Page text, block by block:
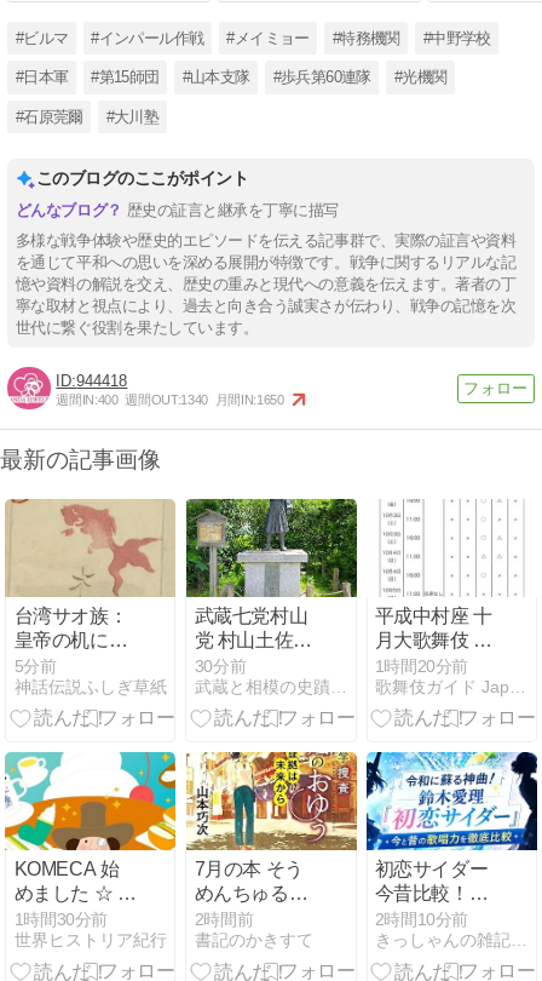
#ビルマ #インパール作戦 #メイミョー #特務機関 #中野学校
#日本軍 #第15師団 #山本支隊 #歩兵第60連隊 #光機関
#石原莞爾 #大川塾
このブログのここがポイント
歴史の証言と継承を丁寧に描写
多様な戦争体験や歴史的エピソードを伝える記事群で、実際の証言や資料
を通じて平和への思いを深める展開が特徴です。戦争に関するリアルな記
憶や資料の解説を交え、歴史の重みと現代への意義を伝えます。著者の丁
寧な取材と視点により、過去と向き合う誠実さが伝わり、戦争の記憶を次
世代に繋ぐ役割を果たしています。
944418
週間IN:400 週間OUT:1340 月間IN:1650
最新の記事画像
台湾サオ族：
皇帝の机に届
いた矢
5分前
神話伝説ふしぎ草紙
武蔵七党村山
党 村山土佐守
銅像（東京都
西多摩郡瑞穂
町）探訪記
30分前
平成中村座 十
月大歌舞伎 チ
ケット争奪戦
を戦った話｜
歌舞伎会会員
録と次回への
教訓
1時間20分前
KOMECA 始
めました ☆ コ
メダ珈琲
1時間30分前
世界ヒストリア紀行
7月の本 そう
めんちゅるり
風鈴ちりりん
2時間前
書記のかきすて
初恋サイダー
今昔比較！鈴
木愛理14年前
のBuono!との
違い
2時間10分前
きっしゃんの雑記ブログ